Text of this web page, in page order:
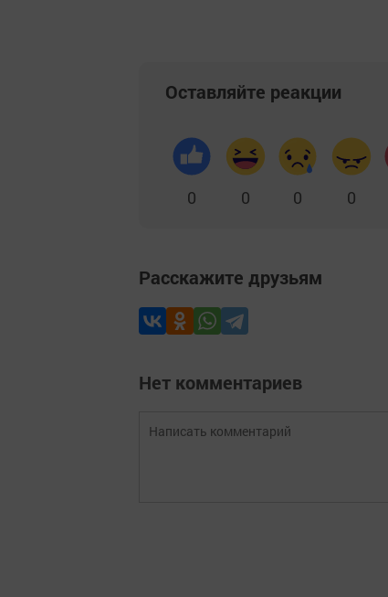
Оставляйте реакции
0 0 0 0
Расскажите друзьям
Нет комментариев